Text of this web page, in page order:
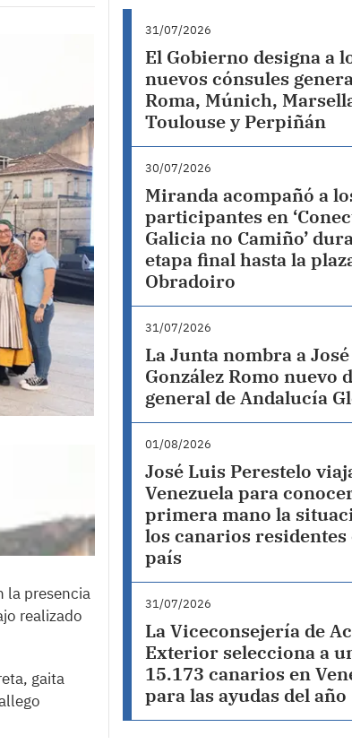
la presencia
realizado
gaita
31/07/2026
El Gobierno designa a
nuevos cónsules
Roma, Múnich,
Toulouse y Perpiñán
30/07/2026
Miranda acompañó a
participantes en
Galicia no Camiño’
etapa final hasta la
Obradoiro
31/07/2026
La Junta nombra a
González Romo nuevo
general de Andalucía
01/08/2026
José Luis Perestelo
Venezuela para
primera mano la
los canarios residentes
país
31/07/2026
La Viceconsejería de
Exterior selecciona a
15.173 canarios en
para las ayudas del año